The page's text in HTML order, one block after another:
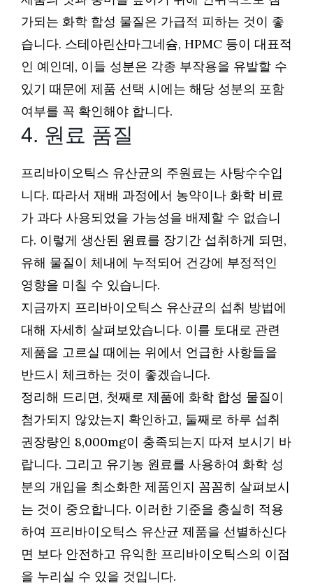
가되는 화학 합성 물질은 가급적 피하는 것이 좋
습니다. 스테아린산마그네슘, HPMC 등이 대표적
인 예인데, 이들 성분은 각종 부작용을 유발할 수
있기 때문에 제품 선택 시에는 해당 성분의 포함
여부를 꼭 확인해야 합니다.
4. 원료 품질
프리바이오틱스 유산균의 주원료는 사탕수수입
니다. 따라서 재배 과정에서 농약이나 화학 비료
가 과다 사용되었을 가능성을 배제할 수 없습니
다. 이렇게 생산된 원료를 장기간 섭취하게 되면,
유해 물질이 체내에 누적되어 건강에 부정적인
영향을 미칠 수 있습니다.
지금까지 프리바이오틱스 유산균의 섭취 방법에
대해 자세히 살펴보았습니다. 이를 토대로 관련
제품을 고르실 때에는 위에서 언급한 사항들을
반드시 체크하는 것이 좋겠습니다.
정리해 드리면, 첫째로 제품에 화학 합성 물질이
첨가되지 않았는지 확인하고, 둘째로 하루 섭취
권장량인 8,000mg이 충족되는지 따져 보시기 바
랍니다. 그리고 유기농 원료를 사용하여 화학 성
분의 개입을 최소화한 제품인지 꼼꼼히 살펴보시
는 것이 중요합니다. 이러한 기준을 충실히 적용
하여 프리바이오틱스 유산균 제품을 선별하신다
면 보다 안전하고 유익한 프리바이오틱스의 이점
을 누리실 수 있을 것입니다.